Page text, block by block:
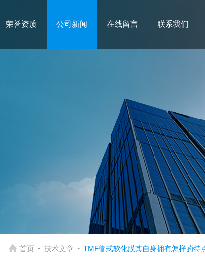
荣誉资质 公司新闻 在线留言 联系我们
首页 - 技术文章 - TMF管式软化膜其自身拥有怎样的特